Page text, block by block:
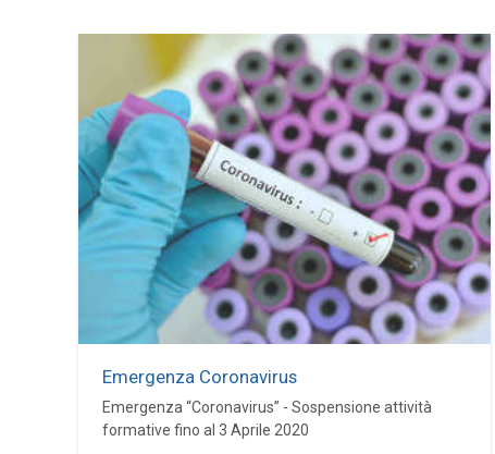
Emergenza Coronavirus
Emergenza “Coronavirus” - Sospensione attività
formative fino al 3 Aprile 2020